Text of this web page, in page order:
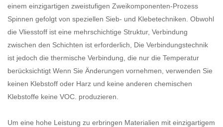
einem einzigartigen zweistufigen Zweikomponenten-Prozess
Spinnen gefolgt von speziellen Sieb- und Klebetechniken. Obwohl
die Vliesstoff ist eine mehrschichtige Struktur, Verbindung
zwischen den Schichten ist erforderlich, Die Verbindungstechnik
ist jedoch die thermische Verbindung, die nur die Temperatur
berücksichtigt Wenn Sie Änderungen vornehmen, verwenden Sie
keinen Klebstoff oder Harz und keine anderen chemischen
Klebstoffe keine VOC. produzieren.
Um eine hohe Leistung zu erbringen Materialien mit einzigartigem